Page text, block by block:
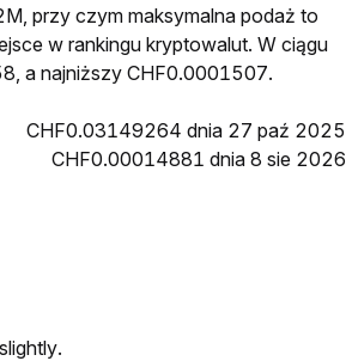
przy czym maksymalna podaż to
w rankingu kryptowalut. W ciągu
a najniższy CHF0.0001507.
CHF0.03149264 dnia 27 paź 2025
CHF0.00014881 dnia 8 sie 2026